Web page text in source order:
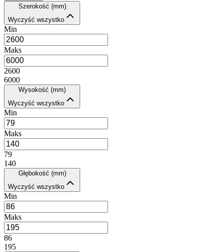
Szerokość (mm)
Wyczyść wszystko
Min
Maks
2600
6000
Wysokość (mm)
Wyczyść wszystko
Min
Maks
79
140
Głębokość (mm)
Wyczyść wszystko
Min
Maks
86
195